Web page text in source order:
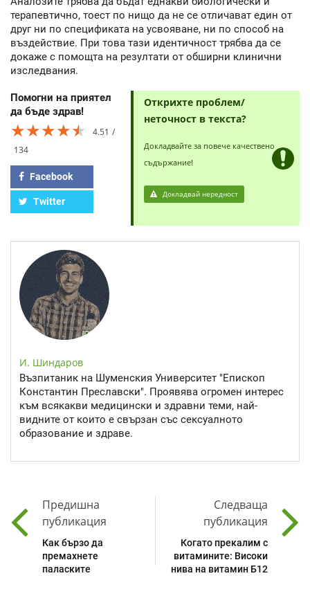
терапевтично, тоест по нищо да не се отличават един от
друг ни по спецификата на усвояване, ни по способ на
въздействие. При това тази идентичност трябва да се
докаже с помощта на резултати от обширни клинични
изследвания.
Помогни на приятел
да бъде здрав!
★★★★★
★★★★★
★★★★★
4.51
134
Facebook
Twitter
Открихте проблем/
неточност в текста?
Докладвайте за повече качествено
съдържание!
Докладвай нередност
И. Шиндаров
Възпитаник на Шуменския Университет "Епископ
Константин Преславски". Проявява огромен интерес
към всякакви медицински и здравни теми, най-
видните от които е свързан със сексуалното
образование и здраве.
Предишна
публикация
Как бързо да
премахнете
паласките
Следваща
публикация
Когато прекалим с
витамините: Високи
нива на витамин Б12